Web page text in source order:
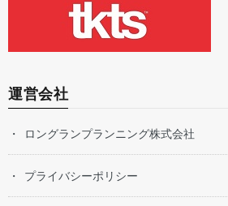
運営会社
ロングランプランニング株式会社
プライバシーポリシー